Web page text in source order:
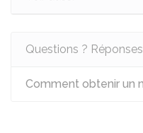
Questions ?
Comment obtenir un